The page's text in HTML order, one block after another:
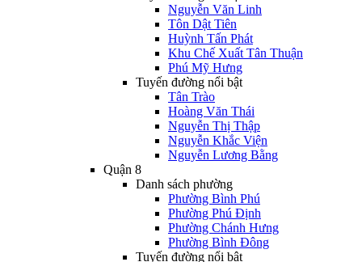
Nguyễn Văn Linh
Tôn Dật Tiên
Huỳnh Tấn Phát
Khu Chế Xuất Tân Thuận
Phú Mỹ Hưng
Tuyến đường nổi bật
Tân Trào
Hoàng Văn Thái
Nguyễn Thị Thập
Nguyễn Khắc Viện
Nguyễn Lương Bằng
Quận 8
Danh sách phường
Phường Bình Phú
Phường Phú Định
Phường Chánh Hưng
Phường Bình Đông
Tuyến đường nổi bật